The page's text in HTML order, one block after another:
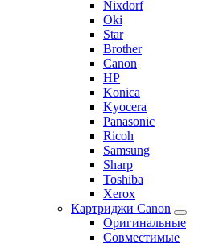
Nixdorf
Oki
Star
Brother
Canon
HP
Konica
Kyocera
Panasonic
Ricoh
Samsung
Sharp
Toshiba
Xerox
Картриджи Canon
Оригинальные
Совместимые